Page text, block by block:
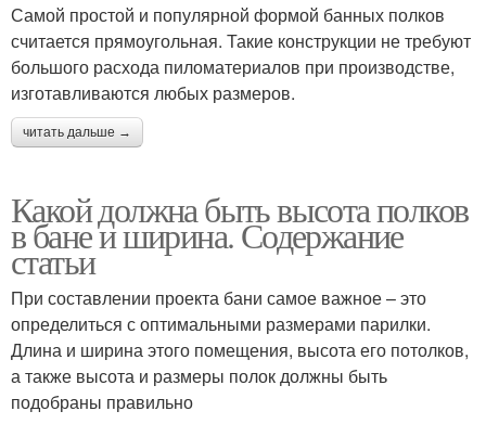
Самой простой и популярной формой банных полков
считается прямоугольная. Такие конструкции не требуют
большого расхода пиломатериалов при производстве,
изготавливаются любых размеров.
читать дальше →
Какой должна быть высота полков
в бане и ширина. Содержание
статьи
При составлении проекта бани самое важное – это
определиться с оптимальными размерами парилки.
Длина и ширина этого помещения, высота его потолков,
а также высота и размеры полок должны быть
подобраны правильно